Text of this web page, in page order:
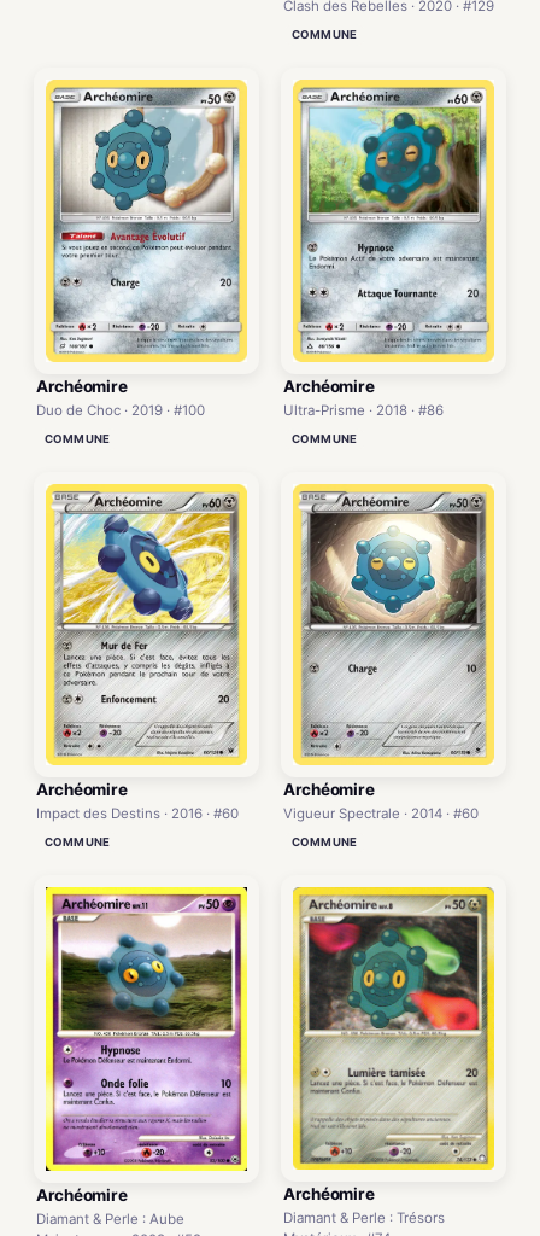
Clash des Rebelles · 2020 · #129
COMMUNE
Archéomire
Duo de Choc · 2019 · #100
COMMUNE
Archéomire
Ultra-Prisme · 2018 · #86
COMMUNE
Archéomire
Impact des Destins · 2016 · #60
COMMUNE
Archéomire
Vigueur Spectrale · 2014 · #60
COMMUNE
Archéomire
Diamant & Perle : Aube
Archéomire
Diamant & Perle : Trésors